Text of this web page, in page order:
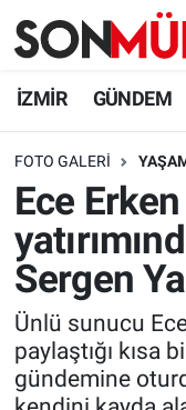
İZMİR GÜNDEM
FOTO GALERI
Ece
Sergen
Ünlü sunucu
paylaştığı kısa
gündemine
İzmir Nöbetçi
İzmir Namaz
İzmir Trafik
Süper Lig
Tüm